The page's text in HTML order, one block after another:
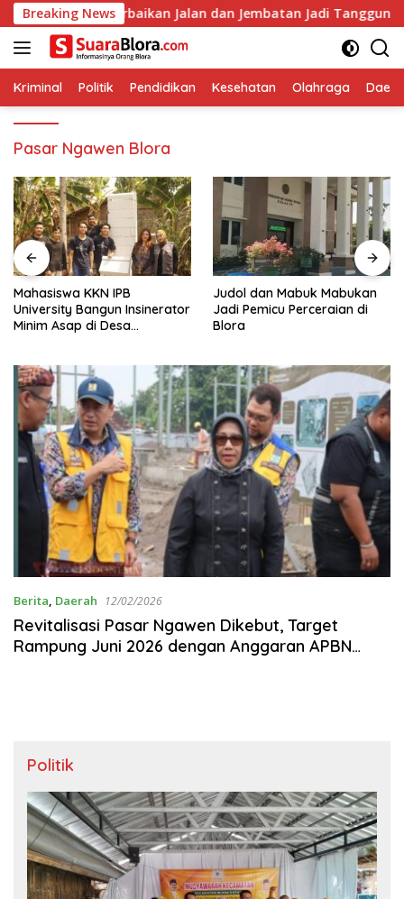
Langsung
ke
konten
Breaking News
Perbaikan Jalan dan Jembatan Jadi Tanggung Jawab
Kriminal Politik Pendidikan Kesehatan Olahraga
Pasar Ngawen Blora
Mahasiswa KKN IPB
University Bangun Insinerator
Minim Asap di Desa
Lingkungan ‎
Judol dan Mabuk Mabukan
Jadi Pemicu Perceraian di
Blora
Berita, Daerah 12/02/2026
Revitalisasi Pasar Ngawen Dikebut, Target
Rampung Juni 2026 dengan Anggaran APBN
Politik